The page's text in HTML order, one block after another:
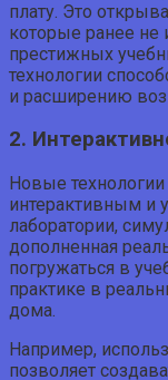
плату. Это
которые ранее не
престижных
технологии
и расширению
2.
Новые
интерактивным и
лаборатории,
дополненная
погружаться в
практике в
дома.
Например,
позволяет